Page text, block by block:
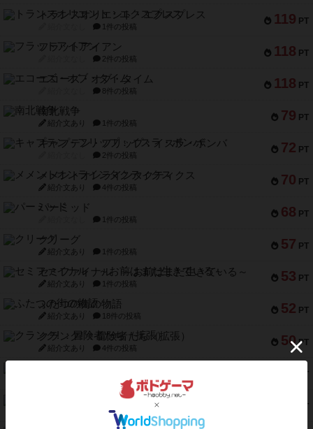
119 PT
トランスオリエント・エクスプレス
1件の投稿
118 PT
フラットアイアン
2件の投稿
118 PT
エコーズ・オブ・タイム
8件の投稿
79 PT
南北戦争
紹介文あり 1件の投稿
72 PT
キャプテン・フリップ：イスラ・ボンバ
2件の投稿
70 PT
メメントオンラインタクティクス
紹介文あり 4件の投稿
68 PT
パーミッド
1件の投稿
57 PT
クリーグ
紹介文あり 1件の投稿
53 PT
セミファイナル ～お前はまだ生きている～
紹介文あり 1件の投稿
52 PT
ふたつの街の物語
紹介文あり 18件の投稿
50 PT
クランク! ：冒険者たち（拡張）
紹介文あり 4件の投稿
PT
1件の投稿
PT
スターマイン・ラミー ポケット
2件の投稿